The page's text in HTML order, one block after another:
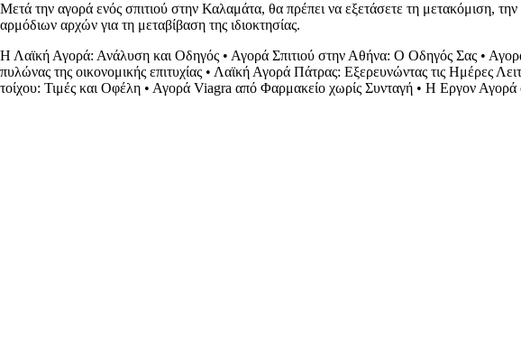
Μετά την αγορά ενός σπιτιού στην Καλαμάτα, θα πρέπει να εξετάσετε τη μετακόμιση,
αρμόδιων αρχών για τη μεταβίβαση της ιδιοκτησίας.
Η Λαϊκή Αγορά: Ανάλυση και Οδηγός • Αγορά Σπιτιού στην Αθήνα: Ο Οδηγός Σας •
πυλώνας της οικονομικής επιτυχίας • Λαϊκή Αγορά Πάτρας: Εξερευνώντας τις Ημέρες
τοίχου: Τιμές και Οφέλη • Αγορά Viagra από Φαρμακείο χωρίς Συνταγή • Η Εργον Αγορά